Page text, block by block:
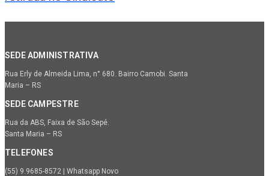
SEDE ADMINISTRATIVA
Rua Erly de Almeida Lima, n° 680. Bairro Camobi. Santa
Maria – RS
SEDE CAMPESTRE
Rua da ABS, Faixa de São Sepé.
Santa Maria – RS
TELEFONES
(55) 9.9685-8572 | Whatsapp Novo